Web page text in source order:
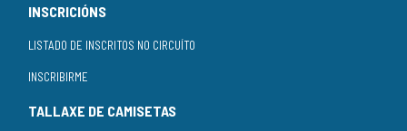
INSCRICIÓNS
LISTADO DE INSCRITOS NO CIRCUÍTO
INSCRIBIRME
TALLAXE DE CAMISETAS